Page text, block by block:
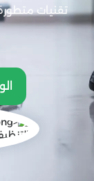
تقنيات